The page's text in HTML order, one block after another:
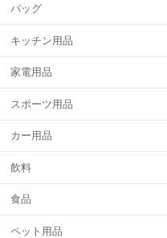
バッグ
キッチン用品
家電用品
スポーツ用品
カー用品
飲料
食品
ペット用品